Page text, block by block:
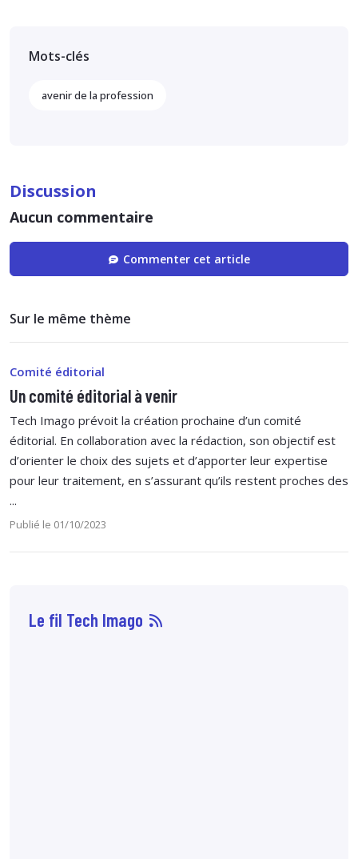
Mots-clés
avenir de la profession
Discussion
Aucun commentaire
Commenter cet article
Sur le même thème
Comité éditorial
Un comité éditorial à venir
Tech Imago prévoit la création prochaine d’un comité
éditorial. En collaboration avec la rédaction, son objectif est
d’orienter le choix des sujets et d’apporter leur expertise
pour leur traitement, en s’assurant qu’ils restent proches des
...
Publié le 01/10/2023
Le fil Tech Imago